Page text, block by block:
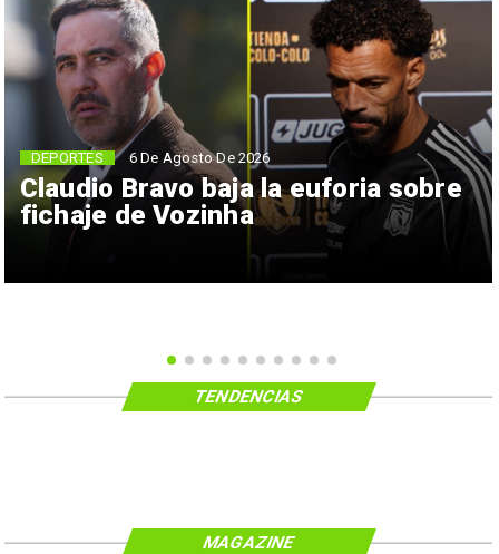
Claudio Bravo baja la euforia sobre
fichaje de Vozinha
DEPORTES 6 De Agosto De 2026
TENDENCIAS
MAGAZINE